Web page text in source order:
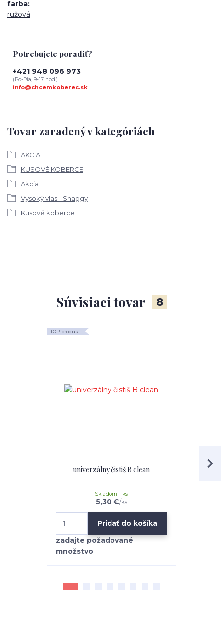
farba
ružová
Tovar zaradený v kategóriách
AKCIA
KUSOVÉ KOBERCE
Akcia
Vysoký vlas - Shaggy
Kusové koberce
Potrebujete poradiť?
+421 948 096 973
(Po-Pia, 9-17 hod.)
info@chcemkoberec.sk
Súvisiaci tovar 8
TOP produkt
univerzálny čistiš B clean
5,30 €/ks
Skladom 1 ks
Pridať do košíka